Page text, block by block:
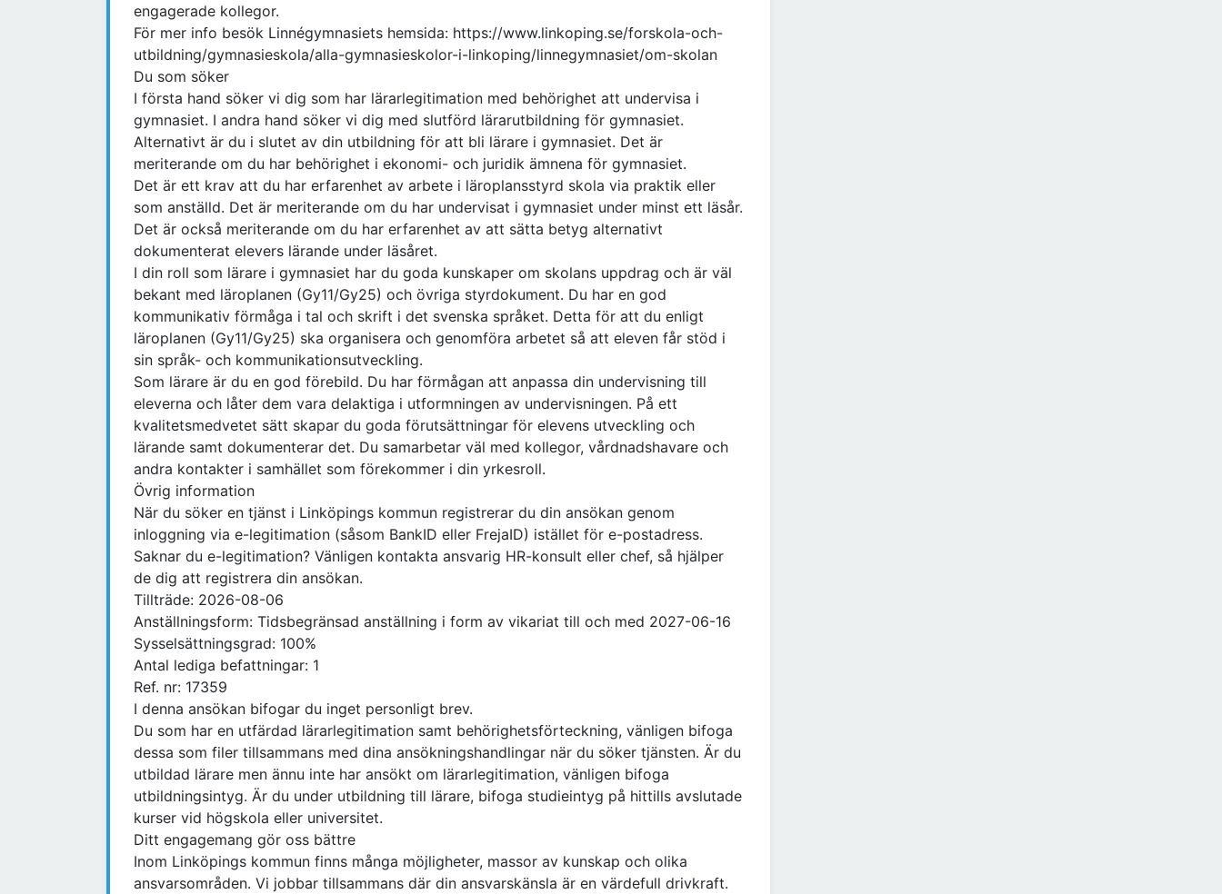
engagerade kollegor.
För mer info besök Linnégymnasiets hemsida: https://www.linkoping.se/forskola-och-
utbildning/gymnasieskola/alla-gymnasieskolor-i-linkoping/linnegymnasiet/om-skolan
Du som söker
I första hand söker vi dig som har lärarlegitimation med behörighet att undervisa i
gymnasiet. I andra hand söker vi dig med slutförd lärarutbildning för gymnasiet.
Alternativt är du i slutet av din utbildning för att bli lärare i gymnasiet. Det är
meriterande om du har behörighet i ekonomi- och juridik ämnena för gymnasiet.
Det är ett krav att du har erfarenhet av arbete i läroplansstyrd skola via praktik eller
som anställd. Det är meriterande om du har undervisat i gymnasiet under minst ett läsår.
Det är också meriterande om du har erfarenhet av att sätta betyg alternativt
dokumenterat elevers lärande under läsåret.
I din roll som lärare i gymnasiet har du goda kunskaper om skolans uppdrag och är väl
bekant med läroplanen (Gy11/Gy25) och övriga styrdokument. Du har en god
kommunikativ förmåga i tal och skrift i det svenska språket. Detta för att du enligt
läroplanen (Gy11/Gy25) ska organisera och genomföra arbetet så att eleven får stöd i
sin språk- och kommunikationsutveckling.
Som lärare är du en god förebild. Du har förmågan att anpassa din undervisning till
eleverna och låter dem vara delaktiga i utformningen av undervisningen. På ett
kvalitetsmedvetet sätt skapar du goda förutsättningar för elevens utveckling och
lärande samt dokumenterar det. Du samarbetar väl med kollegor, vårdnadshavare och
andra kontakter i samhället som förekommer i din yrkesroll.
Övrig information
När du söker en tjänst i Linköpings kommun registrerar du din ansökan genom
inloggning via e-legitimation (såsom BankID eller FrejaID) istället för e-postadress.
Saknar du e-legitimation? Vänligen kontakta ansvarig HR-konsult eller chef, så hjälper
de dig att registrera din ansökan.
Tillträde: 2026-08-06
Anställningsform: Tidsbegränsad anställning i form av vikariat till och med 2027-06-16
Sysselsättningsgrad: 100%
Antal lediga befattningar: 1
Ref. nr: 17359
I denna ansökan bifogar du inget personligt brev.
Du som har en utfärdad lärarlegitimation samt behörighetsförteckning, vänligen bifoga
dessa som filer tillsammans med dina ansökningshandlingar när du söker tjänsten. Är du
utbildad lärare men ännu inte har ansökt om lärarlegitimation, vänligen bifoga
utbildningsintyg. Är du under utbildning till lärare, bifoga studieintyg på hittills avslutade
kurser vid högskola eller universitet.
Ditt engagemang gör oss bättre
Inom Linköpings kommun finns många möjligheter, massor av kunskap och olika
ansvarsområden. Vi jobbar tillsammans där din ansvarskänsla är en värdefull drivkraft.